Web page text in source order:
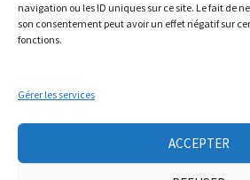
navigation ou les ID uniques sur ce site. Le fait de
son consentement peut avoir un effet négatif sur
fonctions.
Gérer les services
ACCEPTER
42440 Noirétable
contact[a]lesmontsquipetillent.org
Collectif LA TERRE
Groupe Nourrir
Ateliers
Mobicar42
Nous contacter